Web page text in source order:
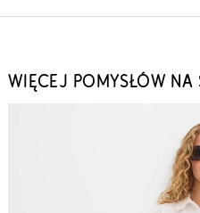
WIĘCEJ POMYSŁÓW NA